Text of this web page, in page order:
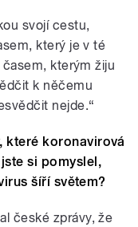
svojí cestu,
který je v té
kterým žiju
k něčemu
nejde.“
které koronavirová
si pomyslel,
šíří světem?
české zprávy, že